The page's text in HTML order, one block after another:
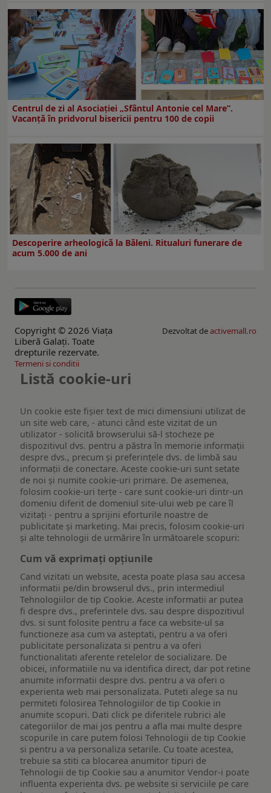
Centrul de zi al Asociației „Sfântul Antonie cel Mare”.
Vacanță în pridvorul bisericii pentru 100 de copii
Descoperire arheologică la Băleni. Ritualuri funerare de
acum 5.000 de ani
Copyright © 2026 Viaţa
Liberă Galaţi. Toate
drepturile rezervate.
Dezvoltat deactivemall.ro
Termeni si conditii
Listă cookie-uri
Un cookie este fişier text de mici dimensiuni utilizat de
un site web care, - atunci când este vizitat de un
utilizator - solicită browserului să-l stocheze pe
dispozitivul dvs. pentru a păstra în memorie informații
despre dvs., precum și preferințele dvs. de limbă sau
informații de conectare. Aceste cookie-uri sunt setate
de noi și numite cookie-uri primare. De asemenea,
folosim cookie-uri terțe - care sunt cookie-uri dintr-un
domeniu diferit de domeniul site-ului web pe care îl
vizitați - pentru a sprijini eforturile noastre de
publicitate și marketing. Mai precis, folosim cookie-uri
și alte tehnologii de urmărire în următoarele scopuri:
Cum vă exprimați opțiunile
Cand vizitati un website, acesta poate plasa sau accesa
informatii pe/din browserul dvs., prin intermediul
Tehnologiilor de tip Cookie. Aceste informatii ar putea
fi despre dvs., preferintele dvs. sau despre dispozitivul
dvs. si sunt folosite pentru a face ca website-ul sa
functioneze asa cum va asteptati, pentru a va oferi
publicitate personalizata si pentru a va oferi
functionalitati aferente retelelor de socializare. De
obicei, informatiile nu va identifica direct, dar pot retine
anumite informatii despre dvs. pentru a va oferi o
experienta web mai personalizata. Puteti alege sa nu
permiteti folosirea Tehnologiilor de tip Cookie in
anumite scopuri. Dati click pe diferitele rubrici ale
categoriilor de mai jos pentru a afla mai multe despre
scopurile in care putem folosi Tehnologii de tip Cookie
si pentru a va personaliza setarile. Cu toate acestea,
trebuie sa stiti ca blocarea anumitor tipuri de
Tehnologii de tip Cookie sau a anumitor Vendor-i poate
influenta experienta dvs. pe website si serviciile pe care